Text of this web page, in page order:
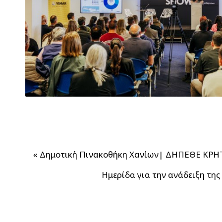
« Δημοτική Πινακοθήκη Χανίων| ΔΗΠΕΘΕ
Ημερίδα για την ανάδειξη